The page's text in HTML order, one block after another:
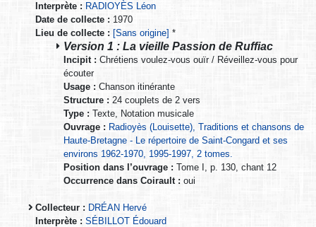
Interprète : RADIOYÈS Léon
Date de collecte : 1970
Lieu de collecte : [Sans origine] *
Version 1 : La vieille Passion de Ruffiac
Incipit : Chrétiens voulez-vous ouïr / Réveillez-vous pour
écouter
Usage : Chanson itinérante
Structure : 24 couplets de 2 vers
Type : Texte, Notation musicale
Ouvrage : Radioyès (Louisette), Traditions et chansons de
Haute-Bretagne - Le répertoire de Saint-Congard et ses
environs 1962-1970, 1995-1997, 2 tomes.
Position dans l’ouvrage : Tome I, p. 130, chant 12
Occurrence dans Coirault : oui
Collecteur : DRÉAN Hervé
Interprète : SÉBILLOT Édouard